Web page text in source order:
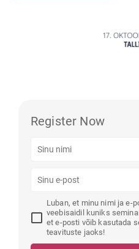
Register Now
Luban, et minu nimi ja e-
veebisaidil kuniks
et e-posti võib kasutada
teavituste jaoks!